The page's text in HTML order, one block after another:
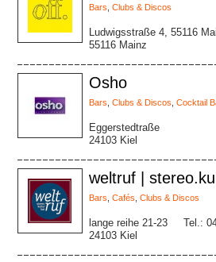
Bars Clubs & Discos
Ludwigsstraße 4, 55116
55116 Mainz
Osho
Bars Clubs & Discos Cocktail
Eggerstedtraße
24103 Kiel
weltruf |
Bars Cafés Clubs & Discos
lange reihe 21-23
24103 Kiel
Tel.: